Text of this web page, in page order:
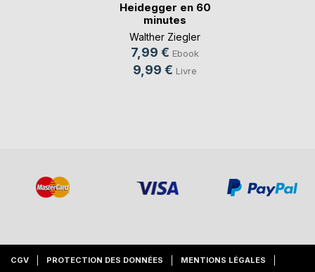
Heidegger en 60
minutes
Walther Ziegler
7,99 € Ebook
9,99 € Livre
CGV PROTECTION DES DONNÉES MENTIONS LÉGALES